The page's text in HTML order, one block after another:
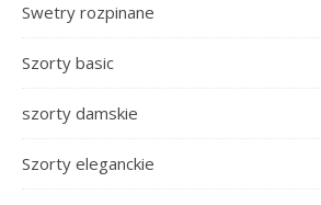
Swetry rozpinane
Szorty basic
szorty damskie
Szorty eleganckie